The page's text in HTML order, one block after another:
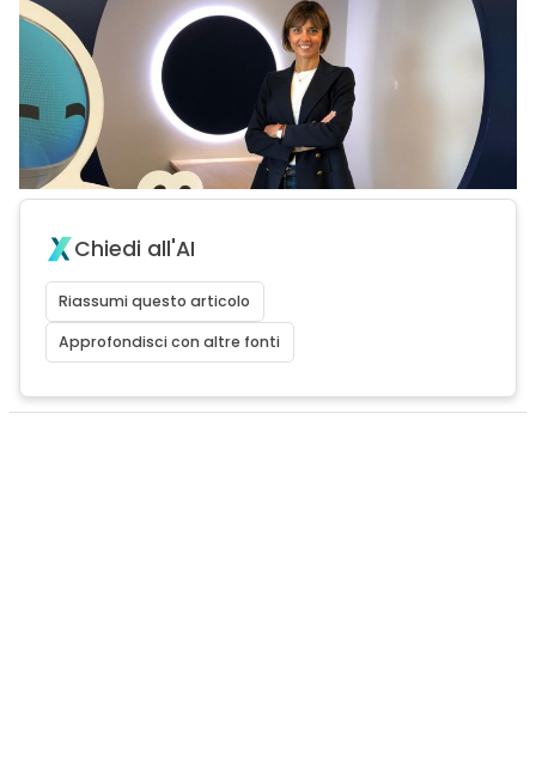
Chiedi all'AI
Riassumi questo articolo
Approfondisci con altre fonti